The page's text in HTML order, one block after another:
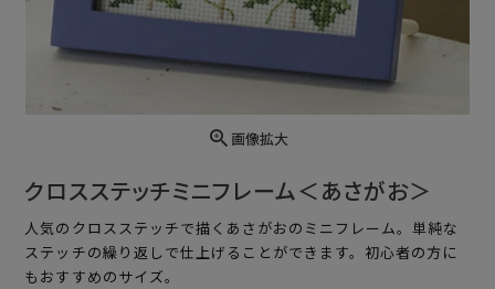
画像拡大
クロスステッチミニフレーム＜あさがお＞
人気のクロスステッチで描くあさがおのミニフレーム。単純な
ステッチの繰り返しで仕上げることができます。初心者の方に
もおすすめのサイズ。